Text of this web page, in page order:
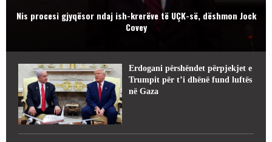
Nis procesi gjyqësor ndaj ish-krerëve të UÇK-së, dëshmon Jock
Covey
Erdogani përshëndet përpjekjet e
Trumpit për t’i dhënë fund luftës
në Gaza